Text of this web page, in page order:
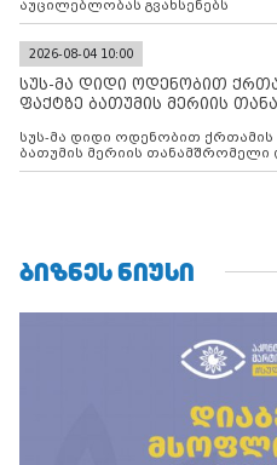
აუცილებლობას გვახსენებს
2026-08-04 10:00
სუს-მა დიდი ოდენობით
ფაქტზე ბათუმის მერიის
სუს-მა დიდი ოდენობით ქრთამის მოთხოვნისა და აღების ფაქტზე
ბათუმის მერიის თანამშრომელი
ᲑᲘᲖᲜᲔᲡ ᲜᲘᲣᲡᲘ